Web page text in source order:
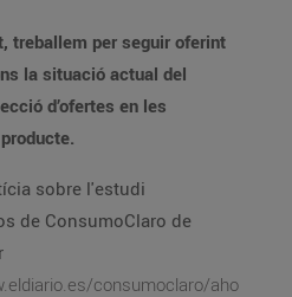
treballem per seguir oferint
la situació actual del
d’ofertes en les
sobre l'estudi
de ConsumoClaro de
consumoclaro/aho